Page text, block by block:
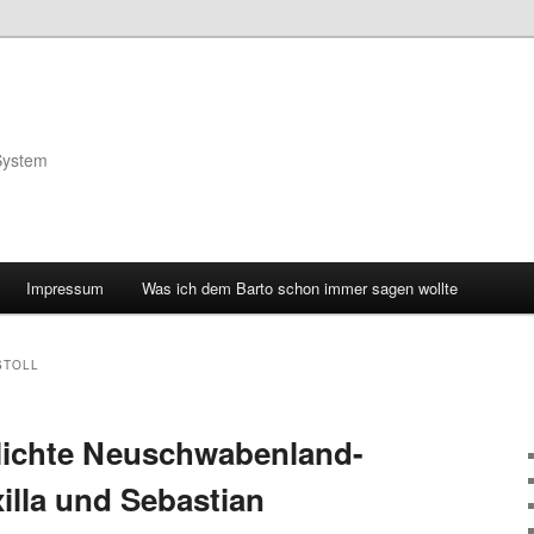
Impressum Was ich dem Barto schon immer sagen wollte
Neuschwabenland-
und Sebastian